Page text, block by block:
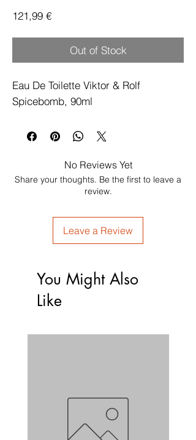
121,99 €Price
Out of Stock
Eau De Toilette Viktor & Rolf
Spicebomb, 90ml
No Reviews Yet
Share your thoughts. Be the first to leave a
review.
Leave a Review
You Might Also
Like